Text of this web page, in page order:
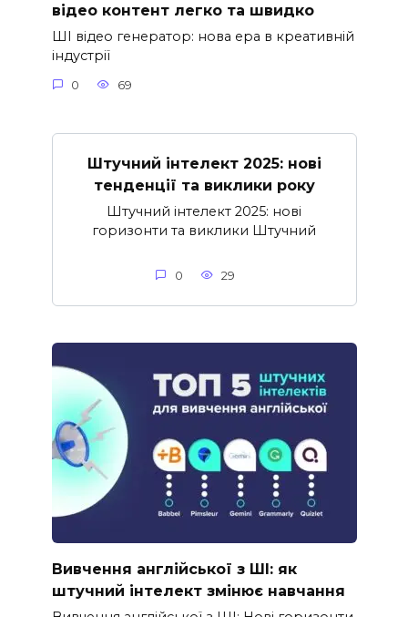
відео контент легко та швидко
ШІ відео генератор: нова ера в креативній
індустрії
0 69
Штучний інтелект 2025: нові
тенденції та виклики року
Штучний інтелект 2025: нові
горизонти та виклики Штучний
0 29
Вивчення англійської з ШІ: як
штучний інтелект змінює навчання